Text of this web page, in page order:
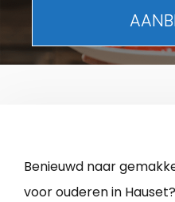
Benieuwd naar
voor ouderen in